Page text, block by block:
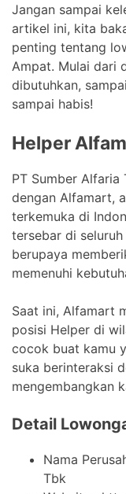
Jangan sampai
artikel ini, kita
penting tentang
Ampat. Mulai dari
dibutuhkan,
sampai habis!
Helper
PT Sumber
dengan Alfamart,
terkemuka di
tersebar di
berupaya
memenuhi
Saat ini, Alfamart
posisi Helper di
cocok buat kamu
suka berinteraksi
mengembangkan
Detail
Nama
Tbk